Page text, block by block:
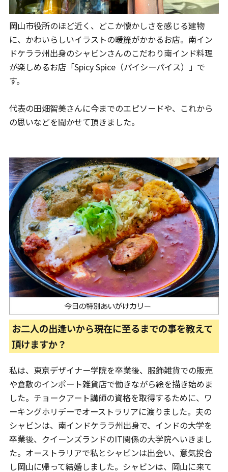
岡山市役所のほど近く、どこか懐かしさを感じる建物
に、かわいらしいイラストの暖簾がかかるお店。南イン
ドケララ州出身のシャビンさんのこだわり南インド料理
が楽しめるお店「Spicy Spice（パイシーパイス）」で
す。
代表の田畑智美さんに今までのエピソードや、これから
の思いなどを聞かせて頂きました。
お二人の出逢いから現在に至るまでの事を教えて
頂けますか？
私は、東京デザイナー学院を卒業後、服飾雑貨での販売
や倉敷のインポート雑貨店で働きながら絵を描き始めま
した。チョークアート講師の資格を取得するために、ワ
ーキングホリデーでオーストラリアに渡りました。夫の
シャビンは、南インドケララ州出身で、インドの大学を
卒業後、クイーンズランドのIT関係の大学院へいきまし
た。オーストラリアで私とシャビンは出会い、意気投合
し岡山に帰って結婚しました。シャビンは、岡山に来て